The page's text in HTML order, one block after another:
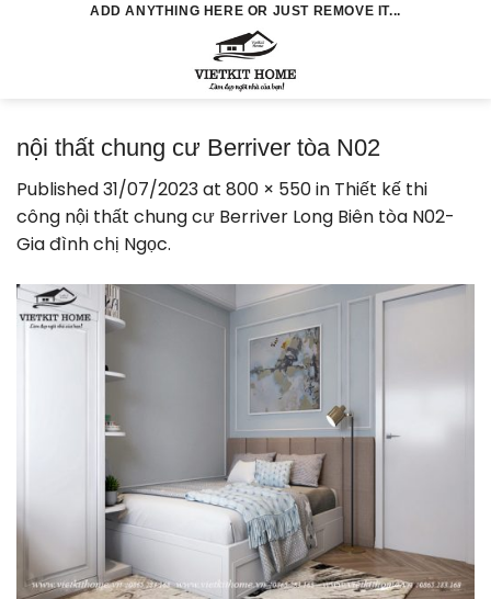
ADD ANYTHING HERE OR JUST REMOVE IT...
nội thất chung cư Berriver tòa N02
Published31/07/2023at 800 × 550in Thiết kế thi
công nội thất chung cư Berriver Long Biên tòa N02-
Gia đình chị Ngọc.